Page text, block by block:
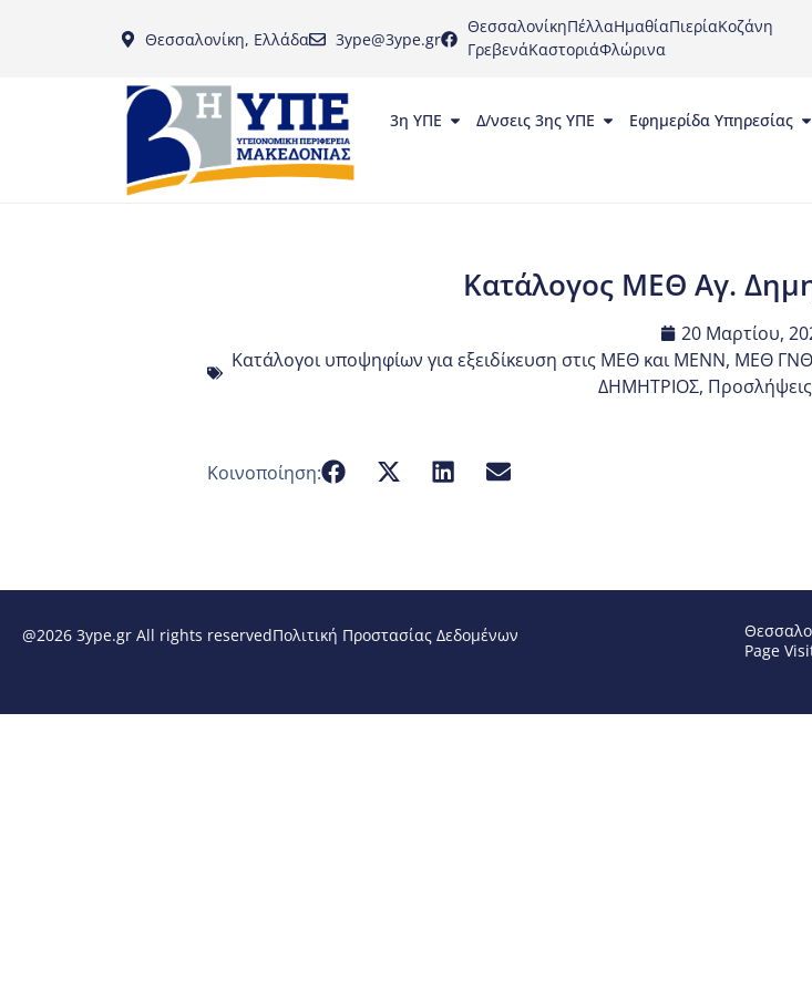
Θεσσαλονίκη, Ελλάδα 3ype@3ype.gr
ΘεσσαλονίκηΠέλλαΗμαθίαΠιερίαΚοζάνη
ΓρεβενάΚαστοριάΦλώρινα
3η ΥΠΕ Δ/νσεις 3ης ΥΠΕ Εφημερίδα Υπηρεσίας
Κατάλογος ΜΕΘ Αγ.
20 Μαρτίου,
Κατάλογοι υποψηφίων για εξειδίκευση στις ΜΕΘ και ΜΕΝΝ, ΜΕΘ ΓΝΘ
ΔΗΜΗΤΡΙΟΣ, Προσλήψεις
Κοινοποίηση:
@2026 3ype.gr All rights reservedΠολιτική Προστασίας Δεδομένων
Page